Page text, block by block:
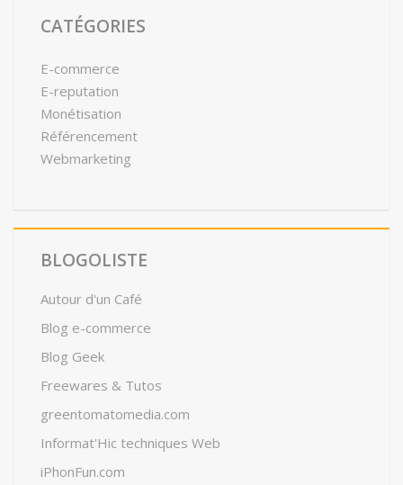
CATÉGORIES
E-commerce
E-reputation
Monétisation
Référencement
Webmarketing
BLOGOLISTE
Autour d'un Café
Blog e-commerce
Blog Geek
Freewares & Tutos
greentomatomedia.com
Informat'Hic techniques Web
iPhonFun.com